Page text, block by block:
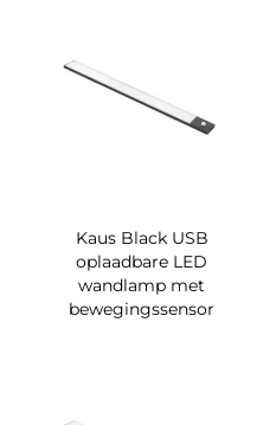
Kaus Black USB
oplaadbare LED
wandlamp met
bewegingssensor